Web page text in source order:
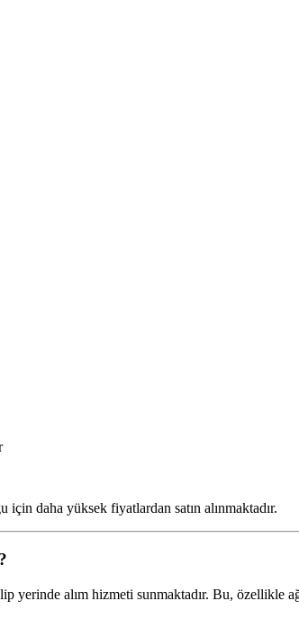
daha yüksek fiyatlardan satın alınmaktadır.
yerinde alım hizmeti sunmaktadır. Bu, özellikle